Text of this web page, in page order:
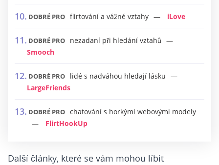
DOBRÉ PRO flirtování a vážné vztahy iLove
DOBRÉ PRO
nezadaní při hledání vztahů
Smooch
DOBRÉ PRO
lidé s nadváhou hledají lásku
LargeFriends
DOBRÉ PRO chatování s horkými webovými modely
FlirtHookUp
Další články, které se vám mohou líbit